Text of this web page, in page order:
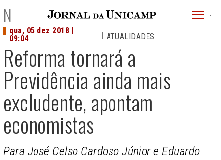
JU
NOTÍCIAS
Reforma tornará a
Previdência ainda mais
excludente, apontam
economistas
qua, 05 dez 2018 |
09:04
ATUALIDADES
Para José Celso Cardoso Júnior e Eduardo